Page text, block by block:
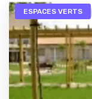
ESPACES VERTS